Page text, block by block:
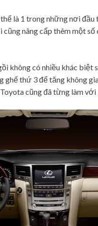
là 1 trong những nơi
nâng cấp thêm một
không có nhiều khác biệt
ghế thứ 3 để tăng không
cũng đã từng làm với